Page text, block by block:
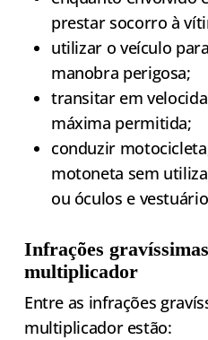
prestar socorro à
utilizar o veículo
manobra perigosa;
transitar em
máxima permitida;
conduzir
motoneta sem
ou óculos e
Infrações
multiplicador
Entre as infrações
multiplicador estão: